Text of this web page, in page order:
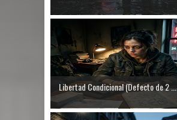
Libertad Condicional (Defecto de 2 ...